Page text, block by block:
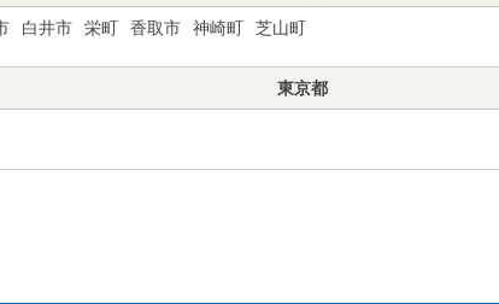
白井市 栄町 香取市 神崎町 芝山町
東京都